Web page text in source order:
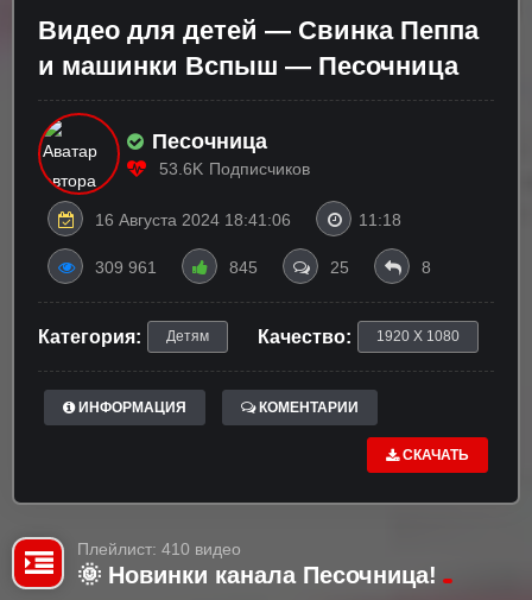
Видео для детей — Свинка Пеппа
и машинки Вспыш — Песочница
Песочница
53.6K Подписчиков
16 Августа 2024 18:41:06 11:18
309 961 845 25 8
Категория: Детям Качество: 1920 X 1080
ИНФОРМАЦИЯ КОМЕНТАРИИ
СКАЧАТЬ
Плейлист: 410 видео
🌞 Новинки канала Песочница!